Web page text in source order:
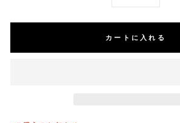
カートに入れる